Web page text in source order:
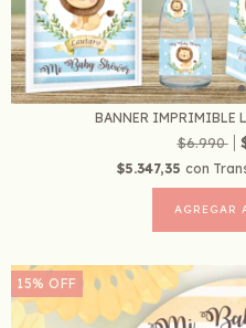
BANNER IMPRIMIBLE
$6.990
$5.347,35 con
15% OFF